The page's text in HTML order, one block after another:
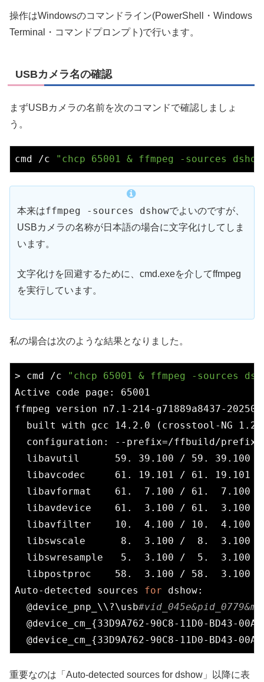
操作はWindowsのコマンドライン(PowerShell・Windows
Terminal・コマンドプロンプト)で行います。
USBカメラ名の確認
まずUSBカメラの名前を次のコマンドで確認しましょ
う。
cmd /c "chcp 65001 & ffmpeg -sources
本来はffmpeg -sources dshowでよいのですが、
USBカメラの名称が日本語の場合に文字化けしてしま
います。
文字化けを回避するために、cmd.exeを介してffmpeg
を実行しています。
私の場合は次のような結果となりました。
> cmd /c
"chcp 65001 & ffmpeg -sources
Active code page: 65001
ffmpeg version n7.1-214-g71889a8437-
built with gcc 14.2.0 (crosstool-NG
configuration: --prefix=/ffbuild/
  libavutil      59. 39.100 / 59. 39.100
  libavcodec     61. 19.101 / 61. 19.101
  libavformat    61.  7.100 / 61.  7.100
  libavdevice    61.  3.100 / 61.  3.100
  libavfilter    10.  4.100 / 10.  4.100
  libswscale      8.  3.100 /  8.  3.100
  libswresample   5.  3.100 /  5.  3.100
  libpostproc    58.  3.100 / 58.  3.100
Auto-detected sources for dshow:
  @device_pnp_\\?\usb
@device_cm_{33D9A762-90C8-11D0-BD43-
重要なのは「Auto-detected sources for dshow」以降に表